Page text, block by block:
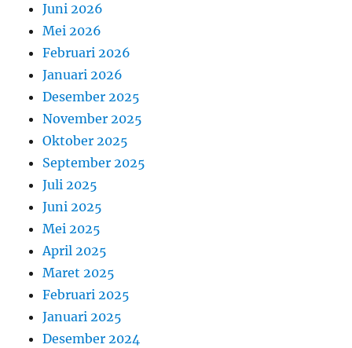
Juni 2026
Mei 2026
Februari 2026
Januari 2026
Desember 2025
November 2025
Oktober 2025
September 2025
Juli 2025
Juni 2025
Mei 2025
April 2025
Maret 2025
Februari 2025
Januari 2025
Desember 2024